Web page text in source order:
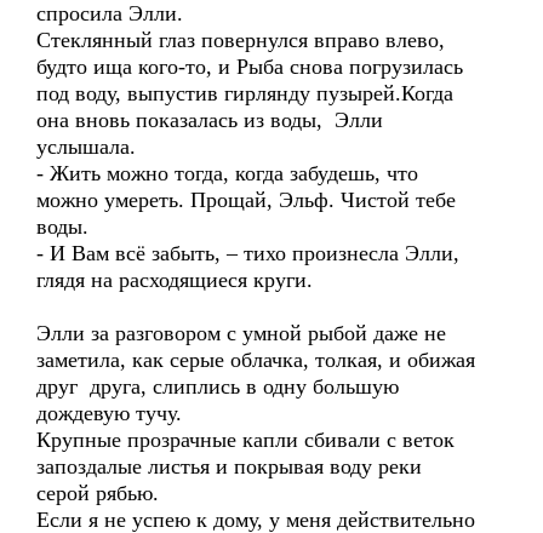
спросила Элли.
Стеклянный глаз повернулся вправо влево,
будто ища кого-то, и Рыба снова погрузилась
под воду, выпустив гирлянду пузырей.Когда
она вновь показалась из воды, Элли
услышала.
- Жить можно тогда, когда забудешь, что
можно умереть. Прощай, Эльф. Чистой тебе
воды.
- И Вам всё забыть, – тихо произнесла Элли,
глядя на расходящиеся круги.
Элли за разговором с умной рыбой даже не
заметила, как серые облачка, толкая, и обижая
друг друга, слиплись в одну большую
дождевую тучу.
Крупные прозрачные капли сбивали с веток
запоздалые листья и покрывая воду реки
серой рябью.
Если я не успею к дому, у меня действительно